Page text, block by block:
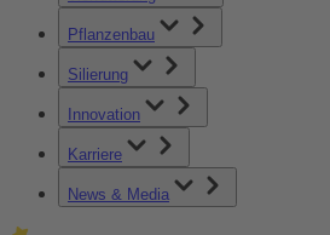
Pflanzenbau
Silierung
Innovation
Karriere
News & Media